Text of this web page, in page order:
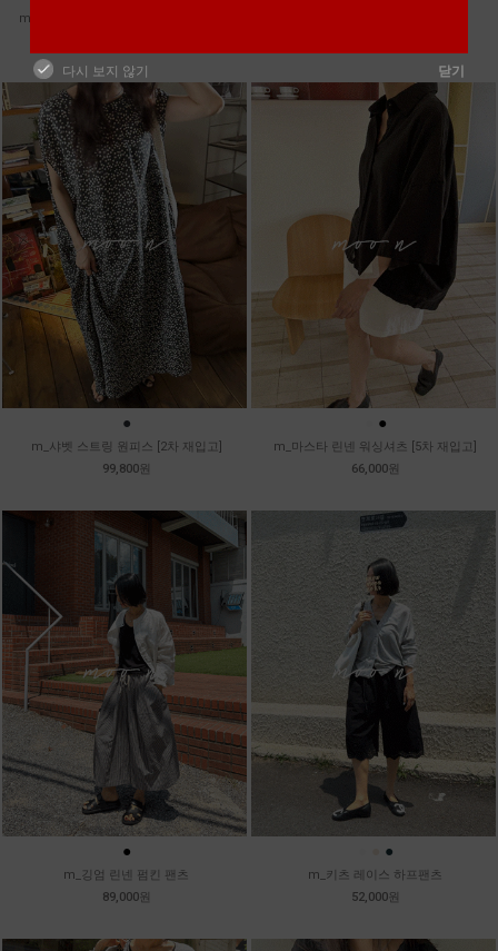
m_헤세드 스티치 데님팬츠 [4차 재입고]
●
m_샤벳 스트링 원피스 [2차 재입고]
99,800원
●
m_마스타 린넨 워싱셔츠 [5차 재입고]
66,000원
●
m_깅엄 린넨 펌킨 팬츠
89,000원
●
m_키츠 레이스 하프팬츠
52,000원
다시 보지 않기 닫기